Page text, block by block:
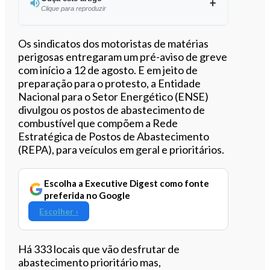
Clique para reproduzir
Ouvir este artigo
Os sindicatos dos motoristas de matérias
perigosas entregaram um pré-aviso de greve
com início a 12 de agosto. E em jeito de
preparação para o protesto, a Entidade
Nacional para o Setor Energético (ENSE)
divulgou os postos de abastecimento de
combustível que compõem a Rede
Estratégica de Postos de Abastecimento
(REPA), para veículos em geral e prioritários.
Escolha a Executive Digest como fonte
preferida no Google
Escolher ›
Há 333 locais que vão desfrutar de
abastecimento prioritário mas,